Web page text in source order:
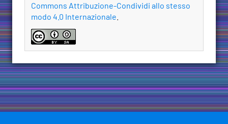
Commons Attribuzione-Condividi allo stesso
modo 4.0 Internazionale.